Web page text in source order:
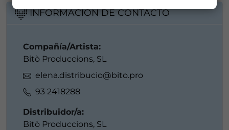
INFORMACIÓN DE CONTACTO
Compañía/Artista:
Bitò Produccions, SL
elena.distribucio@bito.pro
93 2418288
Distribuidor/a:
Bitò Produccions, SL